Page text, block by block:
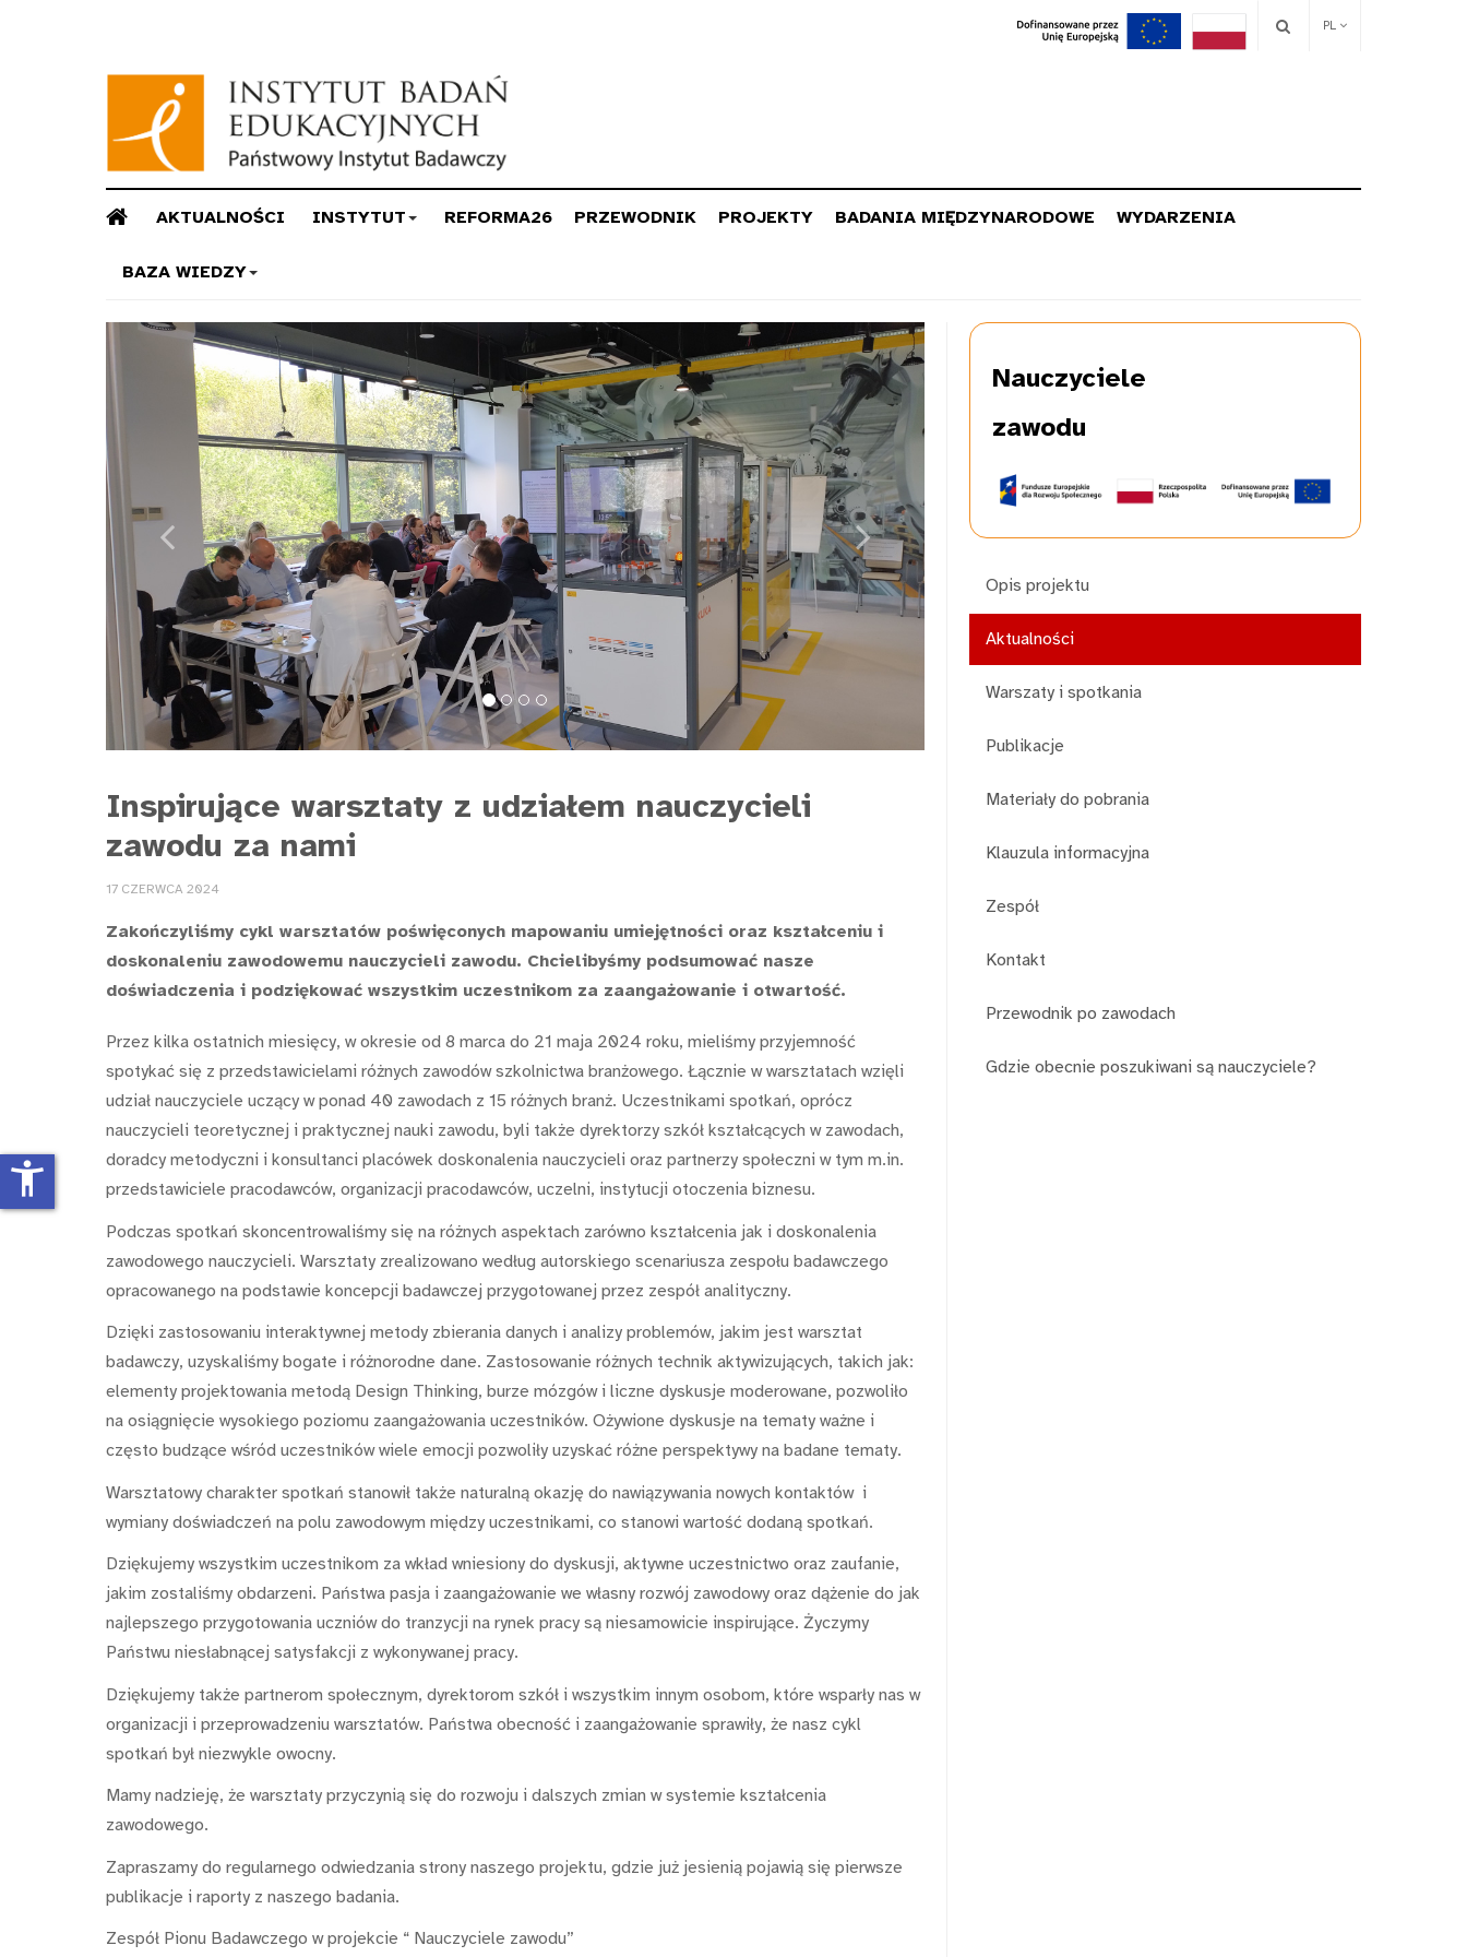
PL
AKTUALNOŚCI INSTYTUT REFORMA26 PRZEWODNIK PROJEKTY BADANIA MIĘDZYNARODOWE WYDARZENIA
BAZA WIEDZY
Previous Next
Inspirujące warsztaty z udziałem nauczycieli
zawodu za nami
17 CZERWCA 2024
Zakończyliśmy cykl warsztatów poświęconych mapowaniu umiejętności oraz kształceniu i
doskonaleniu zawodowemu nauczycieli zawodu. Chcielibyśmy podsumować nasze
doświadczenia i podziękować wszystkim uczestnikom za zaangażowanie i otwartość.
Przez kilka ostatnich miesięcy, w okresie od 8 marca do 21 maja 2024 roku, mieliśmy przyjemność
spotykać się z przedstawicielami różnych zawodów szkolnictwa branżowego. Łącznie w warsztatach wzięli
udział nauczyciele uczący w ponad 40 zawodach z 15 różnych branż. Uczestnikami spotkań, oprócz
nauczycieli teoretycznej i praktycznej nauki zawodu, byli także dyrektorzy szkół kształcących w zawodach,
doradcy metodyczni i konsultanci placówek doskonalenia nauczycieli oraz partnerzy społeczni w tym m.in.
przedstawiciele pracodawców, organizacji pracodawców, uczelni, instytucji otoczenia biznesu.
Podczas spotkań skoncentrowaliśmy się na różnych aspektach zarówno kształcenia jak i doskonalenia
zawodowego nauczycieli. Warsztaty zrealizowano według autorskiego scenariusza zespołu badawczego
opracowanego na podstawie koncepcji badawczej przygotowanej przez zespół analityczny.
Dzięki zastosowaniu interaktywnej metody zbierania danych i analizy problemów, jakim jest warsztat
badawczy, uzyskaliśmy bogate i różnorodne dane. Zastosowanie różnych technik aktywizujących, takich jak:
elementy projektowania metodą Design Thinking, burze mózgów i liczne dyskusje moderowane, pozwoliło
na osiągnięcie wysokiego poziomu zaangażowania uczestników. Ożywione dyskusje na tematy ważne i
często budzące wśród uczestników wiele emocji pozwoliły uzyskać różne perspektywy na badane tematy.
Warsztatowy charakter spotkań stanowił także naturalną okazję do nawiązywania nowych kontaktów i
wymiany doświadczeń na polu zawodowym między uczestnikami, co stanowi wartość dodaną spotkań.
Dziękujemy wszystkim uczestnikom za wkład wniesiony do dyskusji, aktywne uczestnictwo oraz zaufanie,
jakim zostaliśmy obdarzeni. Państwa pasja i zaangażowanie we własny rozwój zawodowy oraz dążenie do jak
najlepszego przygotowania uczniów do tranzycji na rynek pracy są niesamowicie inspirujące. Życzymy
Państwu niesłabnącej satysfakcji z wykonywanej pracy.
Dziękujemy także partnerom społecznym, dyrektorom szkół i wszystkim innym osobom, które wsparły nas w
organizacji i przeprowadzeniu warsztatów. Państwa obecność i zaangażowanie sprawiły, że nasz cykl
spotkań był niezwykle owocny.
Mamy nadzieję, że warsztaty przyczynią się do rozwoju i dalszych zmian w systemie kształcenia
zawodowego.
Zapraszamy do regularnego odwiedzania strony naszego projektu, gdzie już jesienią pojawią się pierwsze
publikacje i raporty z naszego badania.
Zespół Pionu Badawczego w projekcie “ Nauczyciele zawodu”
Nauczyciele
zawodu
Opis projektu
Aktualności
Warszaty i spotkania
Publikacje
Materiały do pobrania
Klauzula informacyjna
Zespół
Kontakt
Przewodnik po zawodach
Gdzie obecnie poszukiwani są nauczyciele?
accessibility_new